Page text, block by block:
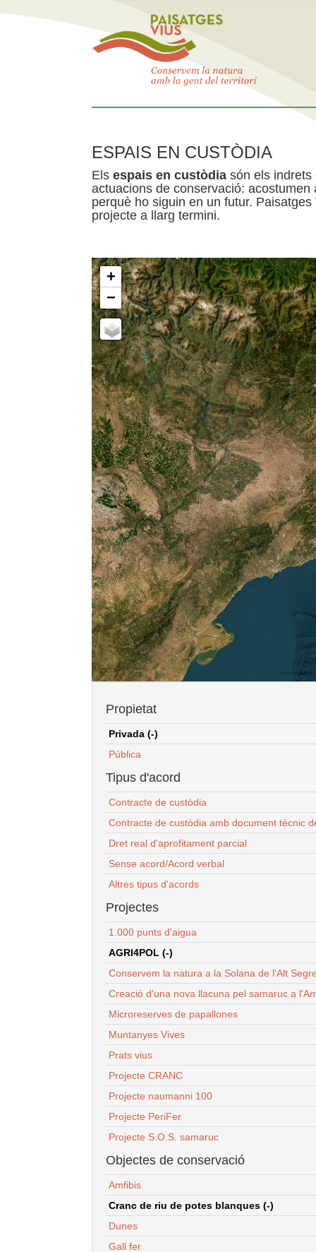
ESPAIS EN CUSTÒDIA
Els espais en custòdia són els indrets
actuacions de conservació:
perquè ho siguin en un futur.
projecte a llarg termini.
+
−
Propietat
Privada (-)
Pública
Tipus d'acord
Contracte de custòdia
Contracte de custòdia amb document tècnic
Dret real d'aprofitament parcial
Sense acord/Acord verbal
Altres tipus d'acords
Projectes
1.000 punts d'aigua
AGRI4POL (-)
Conservem la natura a la Solana de l'Alt
Creació d'una nova llacuna pel samaruc a
Microreserves de papallones
Muntanyes Vives
Prats vius
Projecte CRANC
Projecte naumanni 100
Projecte PeriFer
Projecte S.O.S. samaruc
Objectes de conservació
Amfibis
Cranc de riu de potes blanques (-)
Dunes
Gall fer